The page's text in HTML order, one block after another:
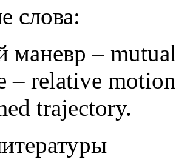
слова:
маневр –
– relative
trajectory.